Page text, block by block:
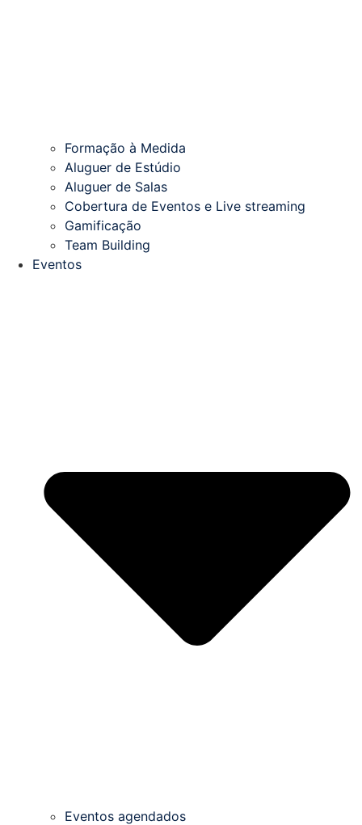
Formação à Medida
Aluguer de Estúdio
Aluguer de Salas
Cobertura de Eventos e Live streaming
Gamificação
Team Building
Eventos
Eventos agendados